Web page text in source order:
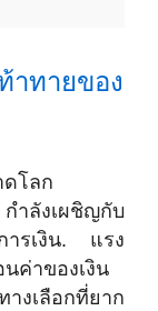
าทายของ
โลก
ำลังเผชิญกับ
ารเงิน. แรง
ค่าของเงิน
งเลือกที่ยาก